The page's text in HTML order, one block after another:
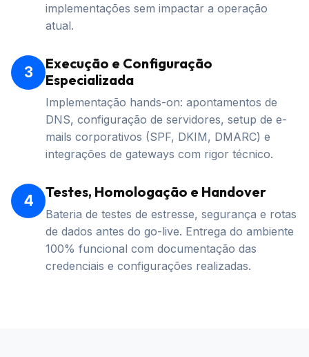
implementações sem impactar a operação
atual.
3
Execução e Configuração
Especializada
Implementação hands-on: apontamentos de
DNS, configuração de servidores, setup de e-
mails corporativos (SPF, DKIM, DMARC) e
integrações de gateways com rigor técnico.
4
Testes, Homologação e Handover
Bateria de testes de estresse, segurança e rotas
de dados antes do go-live. Entrega do ambiente
100% funcional com documentação das
credenciais e configurações realizadas.